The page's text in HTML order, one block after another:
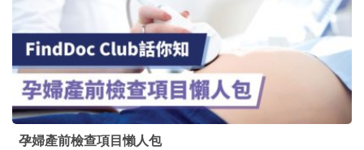
孕婦產前檢查項目懶人包